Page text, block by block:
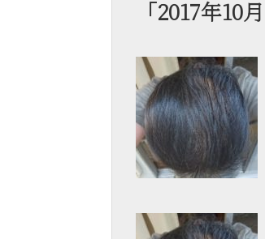
「2017年10月